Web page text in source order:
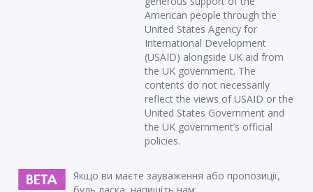
American people through the
United States Agency for
International Development
(USAID) alongside UK aid from
the UK government. The
contents do not necessarily
reflect the views of USAID or the
United States Government and
the UK government’s official
policies.
Якщо ви маєте зауваження або пропозиції,